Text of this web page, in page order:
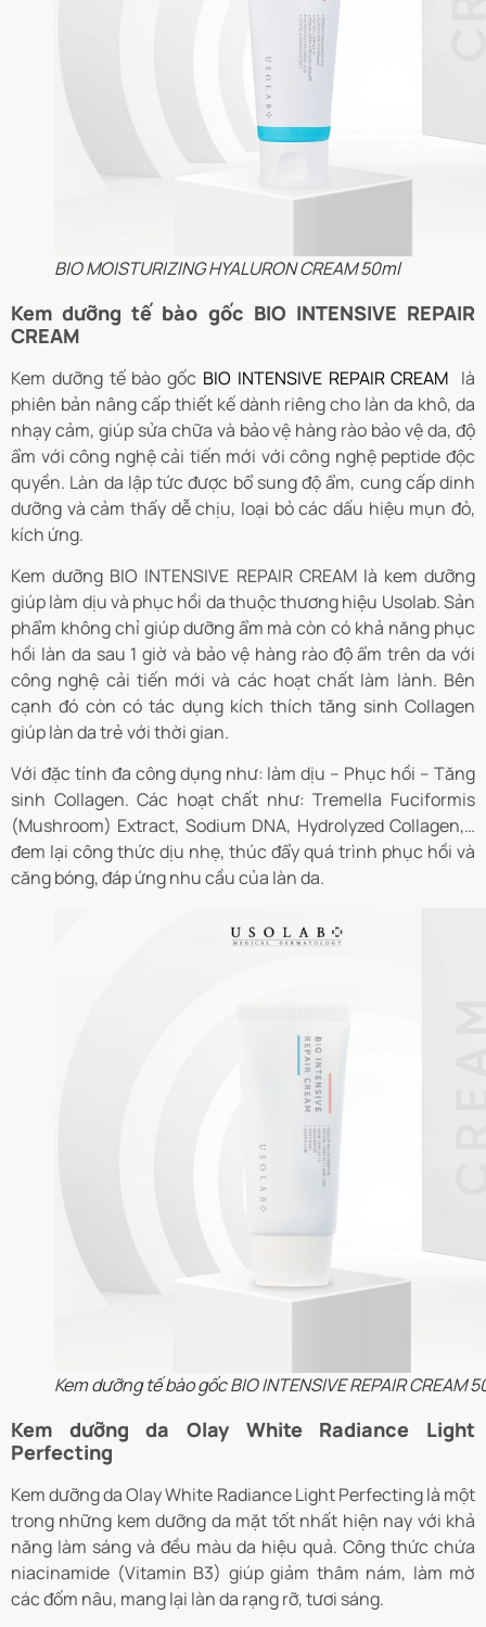
BIO MOISTURIZING HYALURON CREAM 50ml
Kem dưỡng tế bào gốc BIO INTENSIVE REPAIR
CREAM
Kem dưỡng tế bào gốc BIO INTENSIVE REPAIR CREAM là
phiên bản nâng cấp thiết kế dành riêng cho làn da khô, da
nhạy cảm, giúp sửa chữa và bảo vệ hàng rào bảo vệ da, độ
ẩm với công nghệ cải tiến mới với công nghệ peptide độc
quyền. Làn da lập tức được bổ sung độ ẩm, cung cấp dinh
dưỡng và cảm thấy dễ chịu, loại bỏ các dấu hiệu mụn đỏ,
kích ứng.
Kem dưỡng BIO INTENSIVE REPAIR CREAM là kem dưỡng
giúp làm dịu và phục hồi da thuộc thương hiệu Usolab. Sản
phẩm không chỉ giúp dưỡng ẩm mà còn có khả năng phục
hồi làn da sau 1 giờ và bảo vệ hàng rào độ ẩm trên da với
công nghệ cải tiến mới và các hoạt chất làm lành. Bên
cạnh đó còn có tác dụng kích thích tăng sinh Collagen
giúp làn da trẻ với thời gian.
Với đặc tính đa công dụng như: làm dịu – Phục hồi – Tăng
sinh Collagen. Các hoạt chất như: Tremella Fuciformis
(Mushroom) Extract, Sodium DNA, Hydrolyzed Collagen,…
đem lại công thức dịu nhẹ, thúc đẩy quá trình phục hồi và
căng bóng, đáp ứng nhu cầu của làn da.
Kem dưỡng tế bào gốc BIO INTENSIVE REPAIR CREAM
Kem dưỡng da Olay White Radiance Light
Perfecting
Kem dưỡng da Olay White Radiance Light Perfecting là một
trong những kem dưỡng da mặt tốt nhất hiện nay với khả
năng làm sáng và đều màu da hiệu quả. Công thức chứa
niacinamide (Vitamin B3) giúp giảm thâm nám, làm mờ
các đốm nâu, mang lại làn da rạng rỡ, tươi sáng.